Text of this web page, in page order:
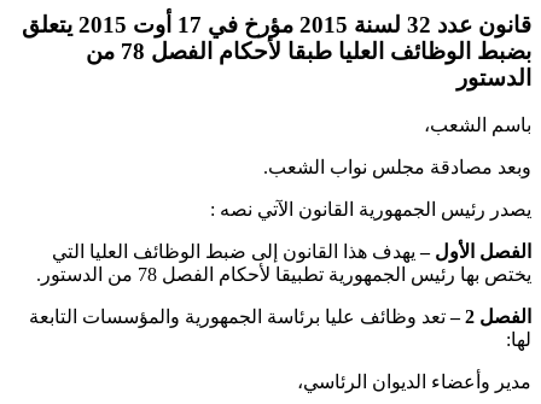
قانون عدد 32 لسنة 2015 مؤرخ في 17 أوت 2015 يتعلق
بضبط الوظائف العليا طبقا لأحكام الفصل 78 من
الدستور
باسم الشعب،
وبعد مصادقة مجلس نواب الشعب.
يصدر رئيس الجمهورية القانون الآتي نصه :
الفصل الأول –يهدف هذا القانون إلى ضبط الوظائف العليا التي
يختص بها رئيس الجمهورية تطبيقا لأحكام الفصل 78 من الدستور.
الفصل 2 –
تعد وظائف عليا برئاسة الجمهورية والمؤسسات التابعة
لها:
مدير وأعضاء الديوان الرئاسي،